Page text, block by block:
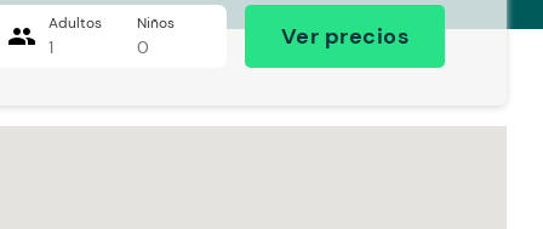
people Adultos
1
Niños
0 Ver precios